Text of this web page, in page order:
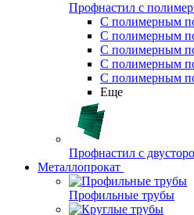
Профнастил с
С полимерным
С полимерным
С полимерным
С полимерным
С полимерным
Еще
Профнастил с
Металлопрокат
Профильные трубы